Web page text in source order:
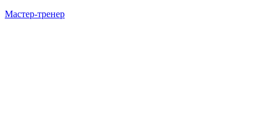
Мастер-тренер